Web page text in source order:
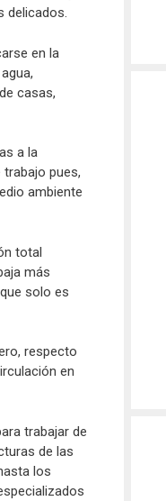
delicados.
en la
casas,
a la
pues,
ambiente
total
más
solo es
respecto
en
trabajar de
de las
los